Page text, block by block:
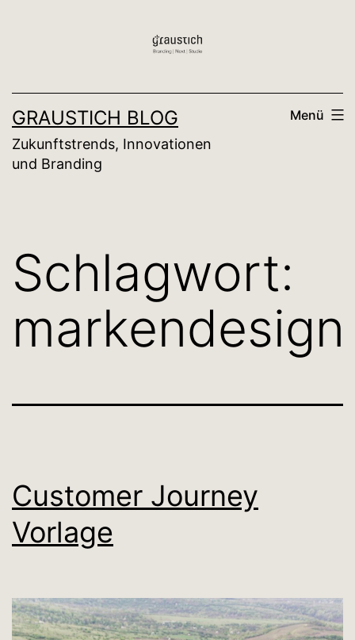
GRAUSTICH BLOG
Zukunftstrends, Innovationen
und Branding
Menü
Schlagwort:
markendesign
Customer Journey
Vorlage